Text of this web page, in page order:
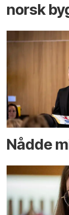
norsk
Nådde